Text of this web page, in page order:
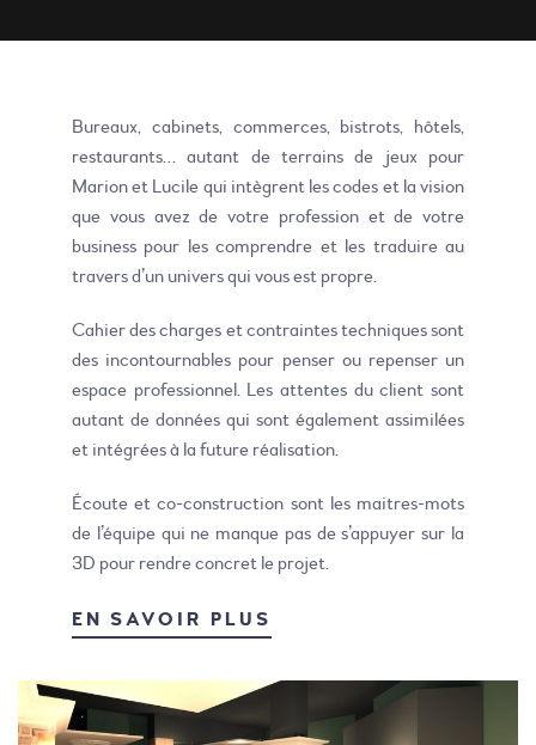
Bureaux, cabinets, commerces, bistrots, hôtels,
restaurants… autant de terrains de jeux pour
Marion et Lucile qui intègrent les codes et la vision
que vous avez de votre profession et de votre
business pour les comprendre et les traduire au
travers d’un univers qui vous est propre.
Cahier des charges et contraintes techniques sont
des incontournables pour penser ou repenser un
espace professionnel. Les attentes du client sont
autant de données qui sont également assimilées
et intégrées à la future réalisation.
Écoute et co-construction sont les maitres-mots
de l’équipe qui ne manque pas de s’appuyer sur la
3D pour rendre concret le projet.
EN SAVOIR PLUS